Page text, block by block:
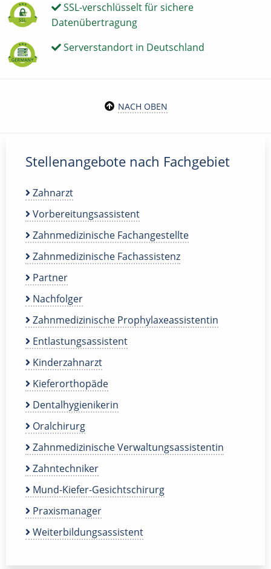
SSL-verschlüsselt für sichere
Datenübertragung
Serverstandort in Deutschland
NACH OBEN
Stellenangebote nach Fachgebiet
Zahnarzt
Vorbereitungsassistent
Zahnmedizinische Fachangestellte
Zahnmedizinische Fachassistenz
Partner
Nachfolger
Zahnmedizinische Prophylaxeassistentin
Entlastungsassistent
Kinderzahnarzt
Kieferorthopäde
Dentalhygienikerin
Oralchirurg
Zahnmedizinische Verwaltungsassistentin
Zahntechniker
Mund-Kiefer-Gesichtschirurg
Praxismanager
Weiterbildungsassistent